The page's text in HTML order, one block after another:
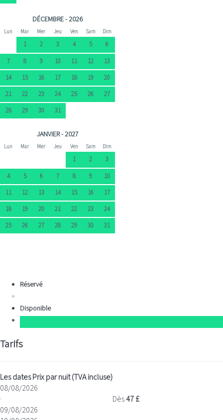
DÉCEMBRE - 2026
Lun Mar Mer Jeu Ven Sam Dim
1 2 3 4 5
6
7
8 9 10 11 12
13
14
15 16 17 18 19
20
21
22 23 24 25 26
27
28
29 30 31
JANVIER - 2027
Lun Mar Mer Jeu Ven Sam Dim
1 2
3
4
5 6 7 8 9
10
11
12 13 14 15 16
17
18
19 20 21 22 23
24
25
26 27 28 29 30 31
Réservé
Disponible
Tarifs
Les datesPrix par nuit (TVA incluse)
08/08/2026
·
09/08/2026
Dès47 £